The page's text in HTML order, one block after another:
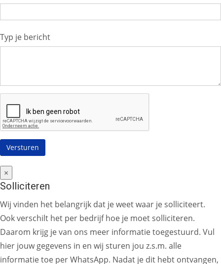
Typ je bericht
×
Solliciteren
Wij vinden het belangrijk dat je weet waar je solliciteert.
Ook verschilt het per bedrijf hoe je moet solliciteren.
Daarom krijg je van ons meer informatie toegestuurd. Vul
hier jouw gegevens in en wij sturen jou z.s.m. alle
informatie toe per WhatsApp. Nadat je dit hebt ontvangen,